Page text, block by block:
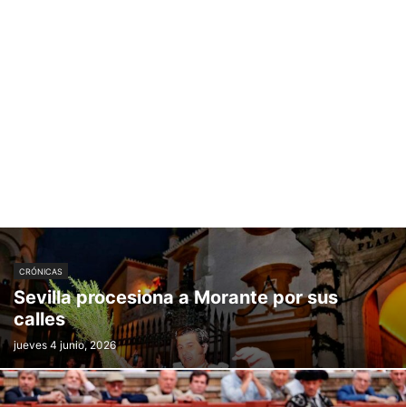
CRÓNICAS
Sevilla procesiona a Morante por sus
calles
jueves 4 junio, 2026